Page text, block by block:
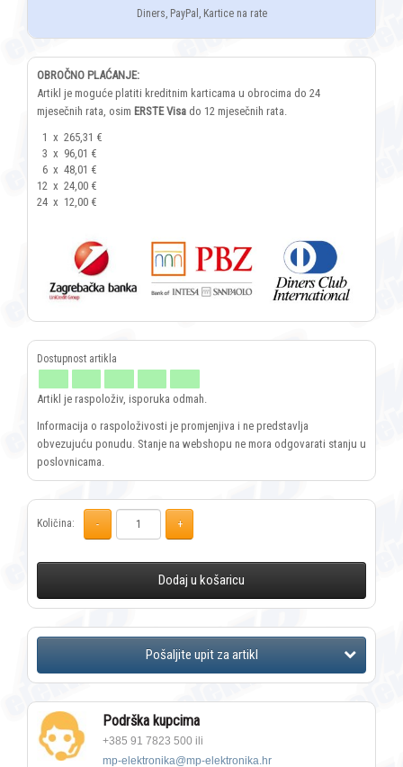
Diners, PayPal, Kartice na rate
OBROČNO PLAĆANJE:
Artikl je moguće platiti kreditnim karticama u obrocima do 24
mjesečnih rata, osim ERSTE Visa do 12 mjesečnih rata.
1 x 265,31 €
3 x 96,01 €
6 x 48,01 €
12 x 24,00 €
24 x 12,00 €
Artikl je raspoloživ, isporuka odmah.
Informacija o raspoloživosti je promjenjiva i ne predstavlja
obvezujuću ponudu. Stanje na webshopu ne mora odgovarati stanju u
poslovnicama.
Količina:
Dodaj u košaricu
Podrška kupcima
+385 91 7823 500 ili
mp-elektronika@mp-elektronika.hr